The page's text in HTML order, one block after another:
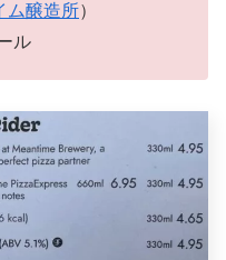
ム醸造所）
ル